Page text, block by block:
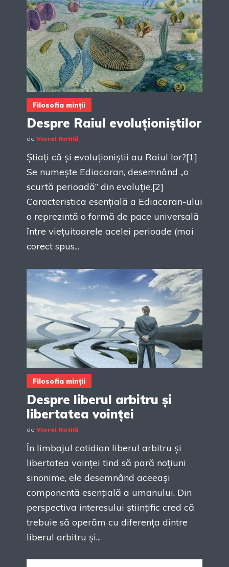
Filosofia minții
Despre Raiul evoluționiștilor
de Viorel Rotilă
Știați că și evoluționiștii au Raiul lor?[1]
Se numește Ediacaran, desemnând „o
scurtă perioadă” din evoluție.[2]
Caracteristica esențială a Ediacaran-ului
o reprezintă o formă de pace universală
între viețuitoarele acelei perioade (mai
corect spus...
Filosofia minții
Despre liberul arbitru și
libertatea voinței
de Viorel Rotilă
În limbajul cotidian liberul arbitru și
libertatea voinței tind să pară noțiuni
sinonime, ele desemnând aceeași
componentă esențială a umanului. Din
perspectiva interesului științific cred că
trebuie să operăm cu diferența dintre
liberul arbitru și...